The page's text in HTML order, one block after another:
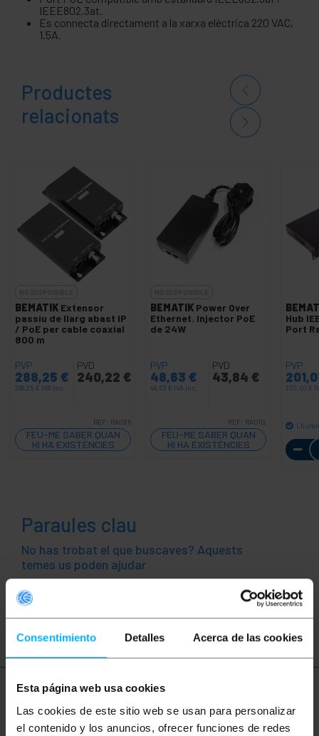
Consentimiento Detalles Acerca de las cookies
Esta página web usa cookies
Las cookies de este sitio web se usan para personalizar
el contenido y los anuncios, ofrecer funciones de redes
IEEE802.3at.
Es connecta directament a la xarxa elèctrica 220 VAC,
1.5A.
Productes
relacionats
BEMATIK Extensor
passiu de llarg abast IP
/ PoE per cable coaxial
800 m
PVP
288,25 €
288,25 € IVA inc.
PVD
240,22 €
REF: RA086
FEU-ME SABER QUAN
HI HA EXISTÈNCIES
BEMATIK Power Over
Ethernet. Injector PoE
de 24W
PVP
48,63 €
48,63 € IVA inc.
PVD
43,84 €
REF: RA052
FEU-ME SABER QUAN
HI HA EXISTÈNCIES
Hub
Port
PVP
201,01 €
Paraules clau
No has trobat el que buscaves? Aquests
temes us poden ajudar
Més informació